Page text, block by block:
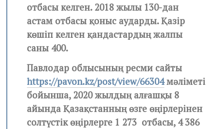
отбасы келген. 2018 жылы 130-дан
астам отбасы қоныс аударды. Қазір
көшіп келген қандастардың жалпы
саны 400.
Павлодар облысының ресми сайты
https://pavon.kz/post/view/66304мәліметі
бойынша, 2020 жылдың алғашқы 8
айында Қазақстанның өзге өңірлерінен
солтүстік өңірлерге 1 273 отбасы, 4 386